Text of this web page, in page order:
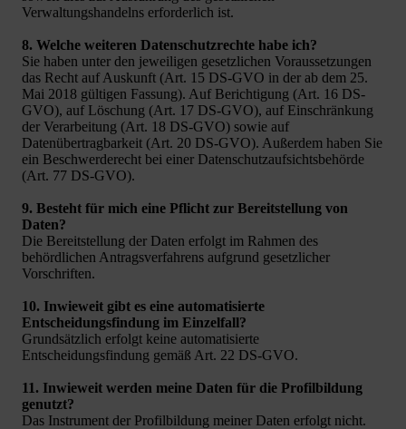
Verwaltungshandelns erforderlich ist.
8. Welche weiteren Datenschutzrechte habe ich?
Sie haben unter den jeweiligen gesetzlichen Voraussetzungen
das Recht auf Auskunft (Art. 15 DS-GVO in der ab dem 25.
Mai 2018 gültigen Fassung). Auf Berichtigung (Art. 16 DS-
GVO), auf Löschung (Art. 17 DS-GVO), auf Einschränkung
der Verarbeitung (Art. 18 DS-GVO) sowie auf
Datenübertragbarkeit (Art. 20 DS-GVO). Außerdem haben Sie
ein Beschwerderecht bei einer Datenschutzaufsichtsbehörde
(Art. 77 DS-GVO).
9. Besteht für mich eine Pflicht zur Bereitstellung von
Daten?
Die Bereitstellung der Daten erfolgt im Rahmen des
behördlichen Antragsverfahrens aufgrund gesetzlicher
Vorschriften.
10. Inwieweit gibt es eine automatisierte
Entscheidungsfindung im Einzelfall?
Grundsätzlich erfolgt keine automatisierte
Entscheidungsfindung gemäß Art. 22 DS-GVO.
11. Inwieweit werden meine Daten für die Profilbildung
genutzt?
Das Instrument der Profilbildung meiner Daten erfolgt nicht.